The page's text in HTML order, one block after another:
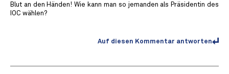
Blut an den Händen! Wie kann man so jemanden als Präsidentin des
IOC wählen?
Auf diesen Kommentar antworten